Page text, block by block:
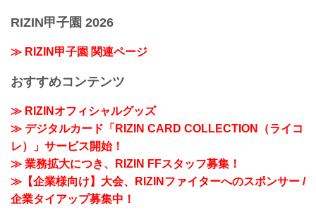
RIZIN甲子園 2026
≫ RIZIN甲子園 関連ページ
おすすめコンテンツ
≫ RIZINオフィシャルグッズ
≫ デジタルカード「RIZIN CARD COLLECTION（ライコ
レ）」サービス開始！
≫ 業務拡大につき、RIZIN FFスタッフ募集！
≫【企業様向け】大会、RIZINファイターへのスポンサー /
企業タイアップ募集中！